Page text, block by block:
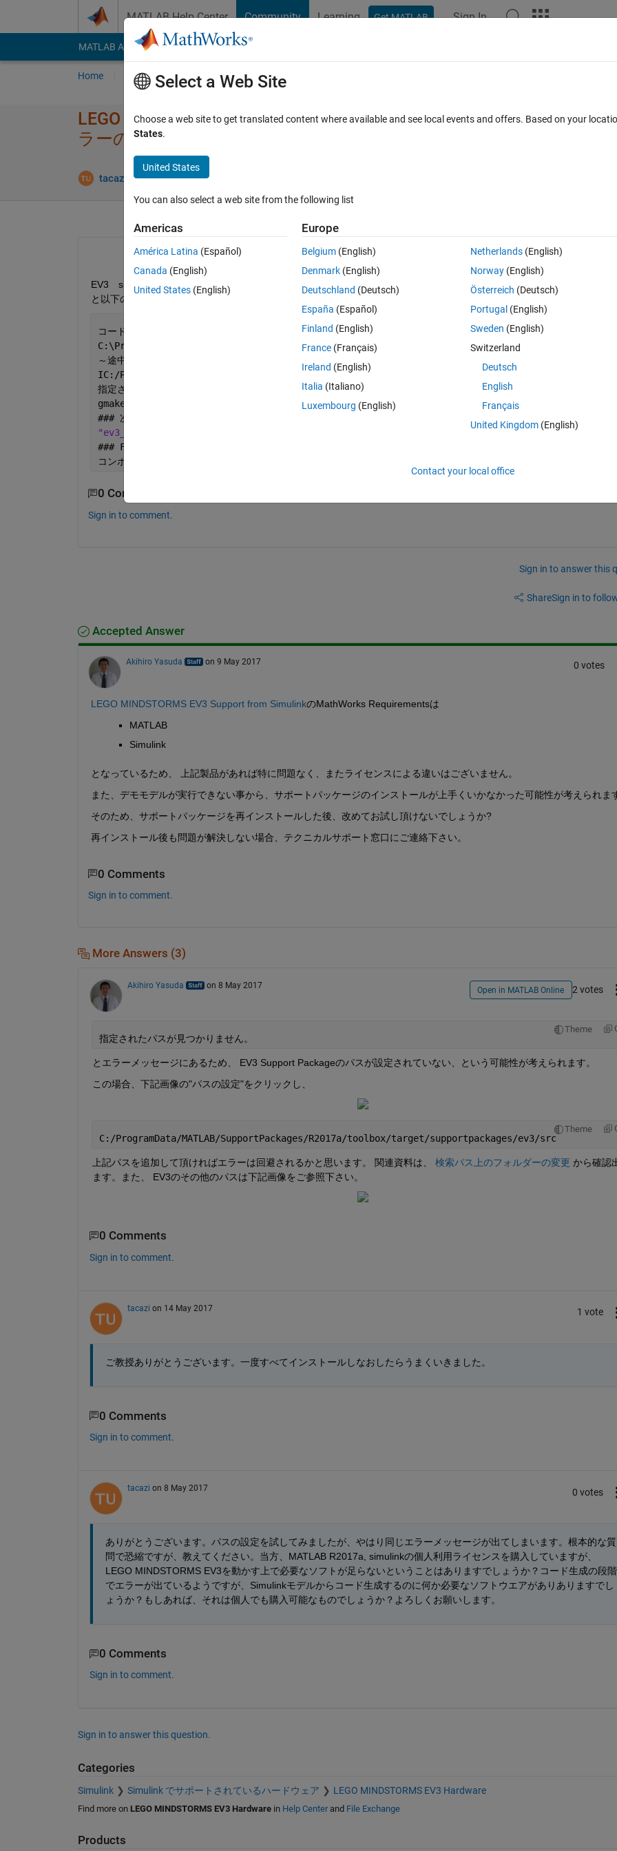
MATLAB Help Center Community Learning Get MATLAB Sign In
MATLAB Answers File Exchange Cody
Home Ask Answer Browse MATLAB FAQs
LEGO mindstorms EV3 support package でモデルをビルドした​時
ラーの対処法を​教えてください
tacazi 1 May 2017 4 Answers
Open in MATLAB Online
EV3　support package でのサンプルモデルCommunicating with LEGO MINDSTORMS EV3 Hardwareをビルドしようとす
と以下のようなエラーで止まってしまいます。なにが原因でしょうか？
コード生成
～途中省略～
IC:/ProgramData/MATLAB/SupportPackages/R2017a/toolbox/target/supportpackages/ev3/src -o
指定されたパスが見つかりません。
gmake: *** [ev3_communication.o] Error 1
### 次のモデルに対するビルド プロセス
"ev3_communication"
### Failed
コンポーネント
0 Comments
Sign in to comment.
Sign in to answer this
ShareSign in to
Accepted Answer
Akihiro Yasuda on 9 May 2017 0 votes
LEGO MINDSTORMS EV3 Support from SimulinkのMathWorks Requirementsは
MATLAB
Simulink
となっているため、 上記製品があれば特に問題なく、またライセンスによる違いはございません。
また、デモモデルが実行できない事から、サポートパッケージのインストールが上手くいかなかった可能性が考えられま
そのため、サポートパッケージを再インストールした後、改めてお試し頂けないでしょうか?
再インストール後も問題が解決しない場合、テクニカルサポート窓口にご連絡下さい。
0 Comments
Sign in to comment.
More Answers (3)
Akihiro Yasuda on 8 May 2017 Open in MATLAB Online 2 votes
Theme
指定されたパスが見つかりません。
とエラーメッセージにあるため、 EV3 Support Packageのパスが設定されていない、という可能性が考えられます。
この場合、下記画像の"パスの設定"をクリックし、
Theme
C:/ProgramData/MATLAB/SupportPackages/R2017a/toolbox/target/supportpackages/ev3/src
上記パスを追加して頂ければエラーは回避されるかと思います。 関連資料は、 検索パス上のフォルダーの変更 から確認
ます。また、 EV3のその他のパスは下記画像をご参照下さい。
0 Comments
Sign in to comment.
tacazi on 14 May 2017 1 vote
ご教授ありがとうございます。一度すべてインストールしなおしたらうまくいきました。
0 Comments
Sign in to comment.
tacazi on 8 May 2017 0 votes
ありがとうございます。パスの設定を試してみましたが、やはり同じエラーメッセージが出てしまいます。根本的な質
問で恐縮ですが、教えてください。当方、MATLAB R2017a, simulinkの個人利用ライセンスを購入していますが、
LEGO MINDSTORMS EV3を動かす上で必要なソフトが足らないということはありますでしょうか？コード生成の段階
でエラーが出ているようですが、Simulinkモデルからコード生成するのに何か必要なソフトウエアがありありますでし
ょうか？もしあれば、それは個人でも購入可能なものでしょうか？よろしくお願いします。
0 Comments
Sign in to comment.
Sign in to answer this question.
Categories
Simulink Simulink でサポートされているハードウェア LEGO MINDSTORMS EV3 Hardware
Find more on LEGO MINDSTORMS EV3 Hardwarein Help Centerand File Exchange
Products
Select a Web Site
Choose a web site to get translated content where available and see local events and offers. Based on your
States.
United States
You can also select a web site from the following list
Americas
América Latina (Español)
Canada (English)
United States (English)
Europe
Belgium (English)
Denmark (English)
Deutschland (Deutsch)
España (Español)
Finland (English)
France (Français)
Ireland (English)
Italia (Italiano)
Luxembourg (English)
Netherlands(English)
Norway(English)
Österreich (Deutsch)
Portugal (English)
Sweden (English)
Switzerland
Deutsch
English
Français
United Kingdom(English)
Contact your local office